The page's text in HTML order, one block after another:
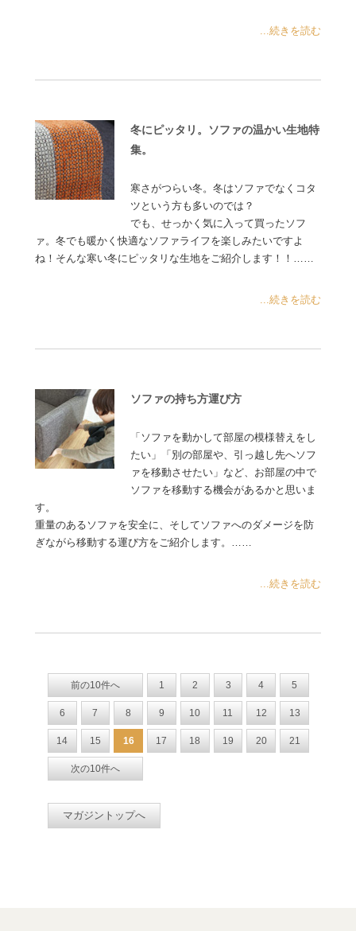
...続きを読む
冬にピッタリ。ソファの温かい生地特
集。
寒さがつらい冬。冬はソファでなくコタ
ツという方も多いのでは？
でも、せっかく気に入って買ったソフ
ァ。冬でも暖かく快適なソファライフを楽しみたいですよ
ね！そんな寒い冬にピッタリな生地をご紹介します！！……
...続きを読む
ソファの持ち方運び方
「ソファを動かして部屋の模様替えをし
たい」「別の部屋や、引っ越し先へソフ
ァを移動させたい」など、お部屋の中で
ソファを移動する機会があるかと思いま
す。
重量のあるソファを安全に、そしてソファへのダメージを防
ぎながら移動する運び方をご紹介します。……
...続きを読む
前の10件へ 1 2 3 4 5
6 7 8 9 10 11 12 13
14 15 16 17 18 19 20 21
次の10件へ
マガジントップへ